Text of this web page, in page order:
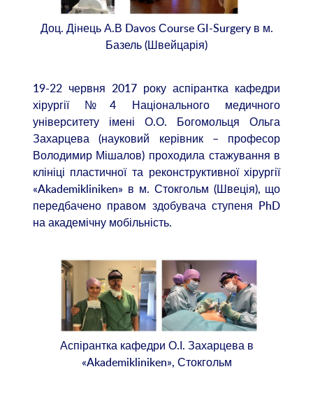
Доц. Дінець А.В Davos Сourse GI-Surgery в м.
Базель (Швейцарія)
19-22 червня 2017 року аспірантка кафедри
хірургії №4 Національного медичного
університету імені О.О. Богомольця Ольга
Захарцева (науковий керівник – професор
Володимир Мішалов) проходила стажування в
клініці пластичної та реконструктивної хірургії
«Akademikliniken» в м. Стокгольм (Швеція), що
передбачено правом здобувача ступеня PhD
на академічну мобільність.
Аспірантка кафедри О.І. Захарцева в
«Akademikliniken», Стокгольм